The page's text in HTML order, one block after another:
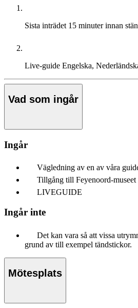
Sista inträdet 15 minuter innan
Live-guide Engelska,
Vad som ingår
Ingår
Vägledning av en av våra
Tillgång till Feyenoord-museet
LIVEGUIDE
Ingår inte
Det kan vara så att vissa
grund av till exempel tändstickor.
Mötesplats